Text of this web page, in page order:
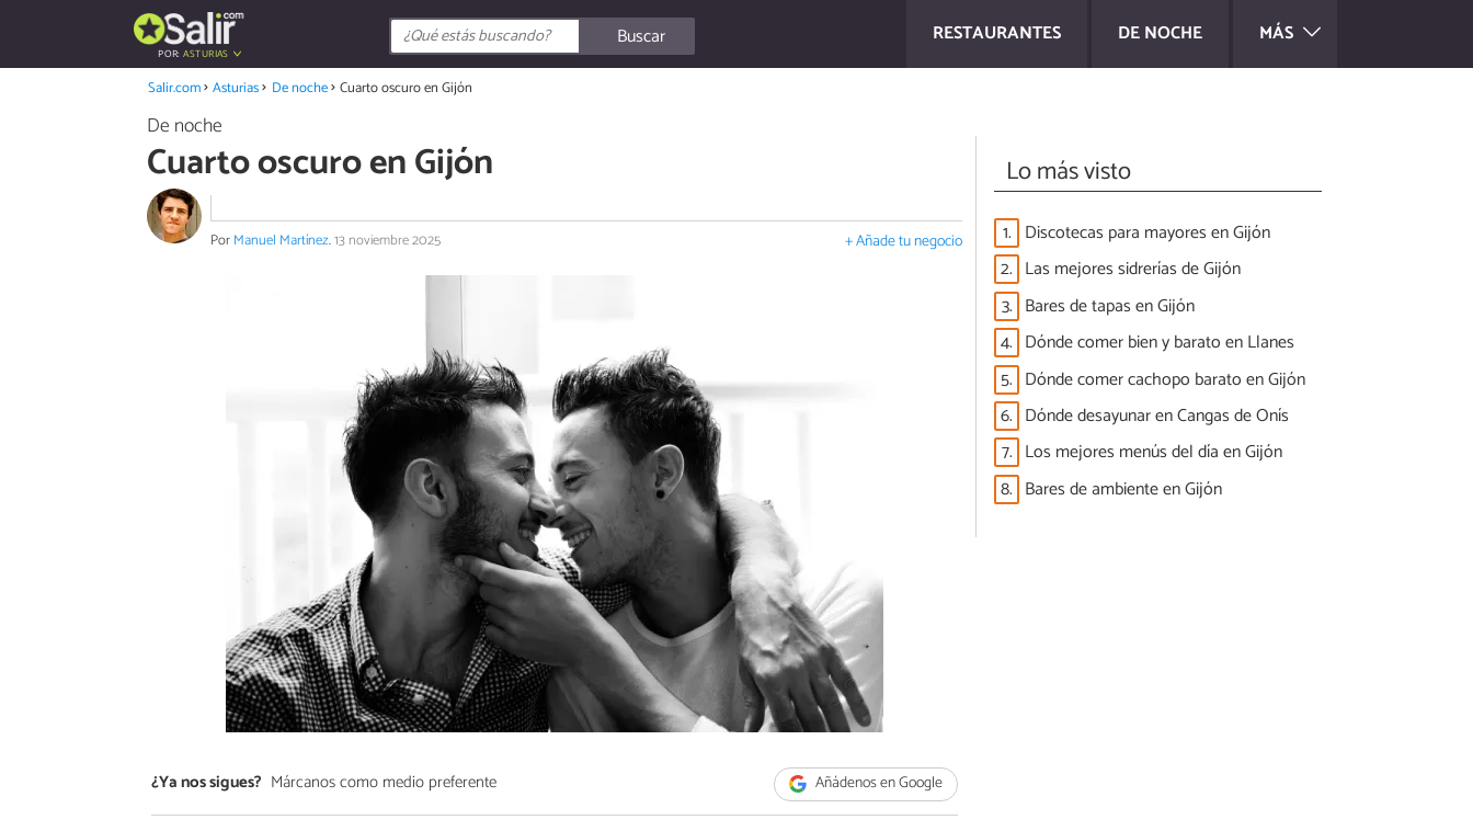
RESTAURANTES DE NOCHE MÁS
POR:ASTURIAS
Buscar
Salir.com Asturias De noche Cuarto oscuro en Gijón
De noche
Cuarto oscuro en Gijón
PorManuel Martínez.13 noviembre 2025 + Añade tu negocio
¿Ya nos sigues? Márcanos como medio preferente Añádenos en Google
Lo más visto
1. Discotecas para mayores en Gijón
2. Las mejores sidrerías de Gijón
3. Bares de tapas en Gijón
4. Dónde comer bien y barato en Llanes
5. Dónde comer cachopo barato en Gijón
6. Dónde desayunar en Cangas de Onís
7. Los mejores menús del día en Gijón
8. Bares de ambiente en Gijón